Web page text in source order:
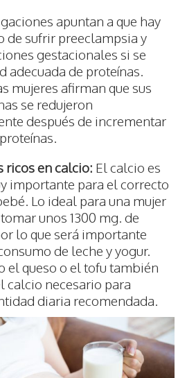
apuntan a que hay
de sufrir preeclampsia y
gestacionales si se
adecuada de proteínas.
mujeres afirman que sus
se redujeron
después de incrementar
ricos en calcio: El calcio es
importante para el correcto
Lo ideal para una mujer
unos 1300 mg. de
lo que será importante
de leche y yogur.
el queso o el tofu también
calcio necesario para
diaria recomendada.